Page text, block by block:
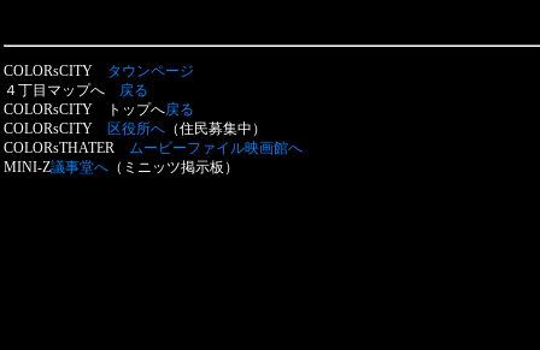
COLORsCITY タウンページ
４丁目マップへ 戻る
COLORsCITY トップへ戻る
COLORsCITY
区役所へ （住民募集中）
COLORsTHATER ムービーファイル映画館へ
MINI-Z議事堂へ （ミニッツ掲示板）